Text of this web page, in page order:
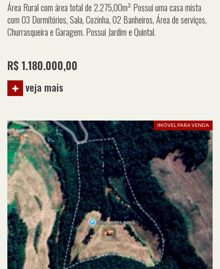
Área Rural com área total de 2.275,00m² Possui uma casa mista
com 03 Dormitórios, Sala, Cozinha, 02 Banheiros, Área de serviços,
Churrasqueira e Garagem. Possui Jardim e Quintal.
R$ 1.180.000,00
veja mais
IMÓVEL PARA VENDA